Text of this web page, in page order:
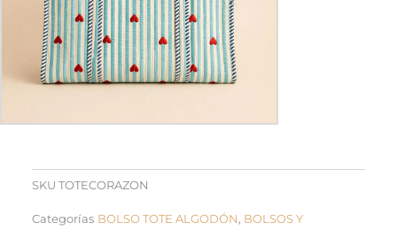
SKU TOTECORAZON
Categorías BOLSO TOTE ALGODÓN , BOLSOS Y